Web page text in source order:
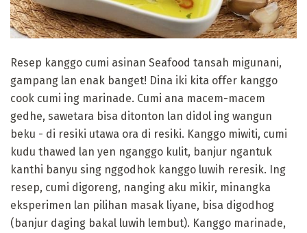
Resep kanggo cumi asinan Seafood tansah migunani,
gampang lan enak banget! Dina iki kita offer kanggo
cook cumi ing marinade. Cumi ana macem-macem
gedhe, sawetara bisa ditonton lan didol ing wangun
beku - di resiki utawa ora di resiki. Kanggo miwiti, cumi
kudu thawed lan yen nganggo kulit, banjur ngantuk
kanthi banyu sing nggodhok kanggo luwih reresik. Ing
resep, cumi digoreng, nanging aku mikir, minangka
eksperimen lan pilihan masak liyane, bisa digodhog
(banjur daging bakal luwih lembut). Kanggo marinade,